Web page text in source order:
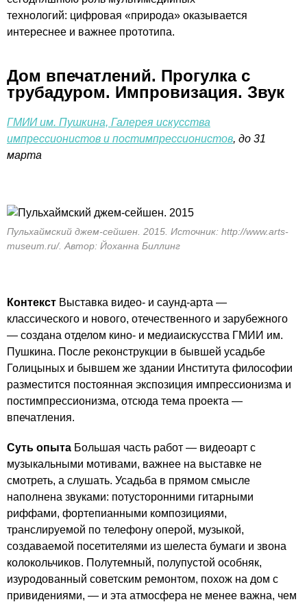
технологий: цифровая «природа» оказывается
интереснее и важнее прототипа.
Дом впечатлений. Прогулка с
трубадуром. Импровизация. Звук
ГМИИ им. Пушкина, Галерея искусства
импрессионистов и постимпрессионистов, до 31
марта
Пульхаймский джем-сейшен. 2015. Источник: http://www.arts-
museum.ru/. Автор: Йоханна Биллинг
Контекст Выставка видео- и саунд-арта —
классического и нового, отечественного и зарубежного
— создана отделом кино- и медиаискусства ГМИИ им.
Пушкина. После реконструкции в бывшей усадьбе
Голицыных и бывшем же здании Института философии
разместится постоянная экспозиция импрессионизма и
постимпрессионизма, отсюда тема проекта —
впечатления.
Суть опыта Большая часть работ — видеоарт с
музыкальными мотивами, важнее на выставке не
смотреть, а слушать. Усадьба в прямом смысле
наполнена звуками: потусторонними гитарными
риффами, фортепианными композициями,
транслируемой по телефону оперой, музыкой,
создаваемой посетителями из шелеста бумаги и звона
колокольчиков. Полутемный, полупустой особняк,
изуродованный советским ремонтом, похож на дом с
привидениями, — и эта атмосфера не менее важна, чем